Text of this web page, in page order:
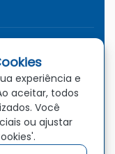
Centro, Nova
000
experiência e
aceitar, todos
Você
ou ajustar